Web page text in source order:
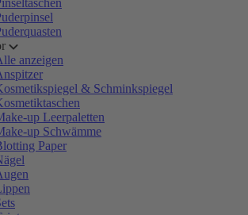
anzeigen
& Schminkspiegel
up Leerpaletten
up Schwämme
Paper